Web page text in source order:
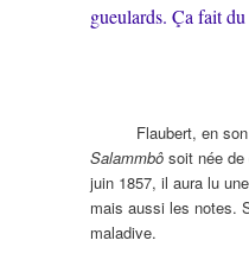
gueulards. Ça fait
Flaubert, en
Salammbô soit née de
juin 1857, il aura lu
mais aussi les notes.
maladive.